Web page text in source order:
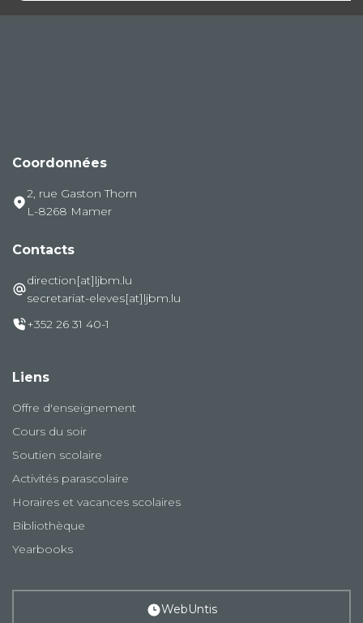
Coordonnées
2, rue Gaston Thorn
L-8268 Mamer
Contacts
direction[at]ljbm.lu
secretariat-eleves[at]ljbm.lu
+352 26 31 40-1
Liens
Offre d'enseignement
Cours du soir
Soutien scolaire
Activités parascolaire
Horaires et vacances scolaires
Bibliothèque
Yearbooks
WebUntis